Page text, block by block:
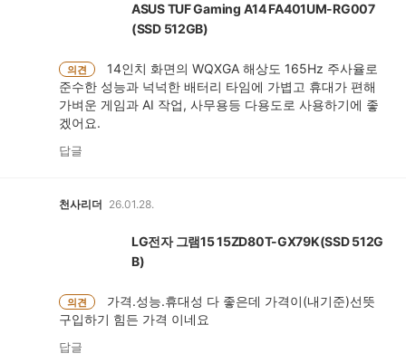
ASUS TUF Gaming A14 FA401UM-RG007
(SSD 512GB)
의견
14인치 화면의 WQXGA 해상도 165Hz 주사율로
준수한 성능과 넉넉한 배터리 타임에 가볍고 휴대가 편해
가벼운 게임과 AI 작업, 사무용등 다용도로 사용하기에 좋
겠어요.
답글
천사리더 26.01.28.
LG전자 그램15 15ZD80T-GX79K(SSD 512G
B)
의견
가격.성능.휴대성 다 좋은데 가격이(내기준)선뜻
구입하기 힘든 가격 이네요
답글